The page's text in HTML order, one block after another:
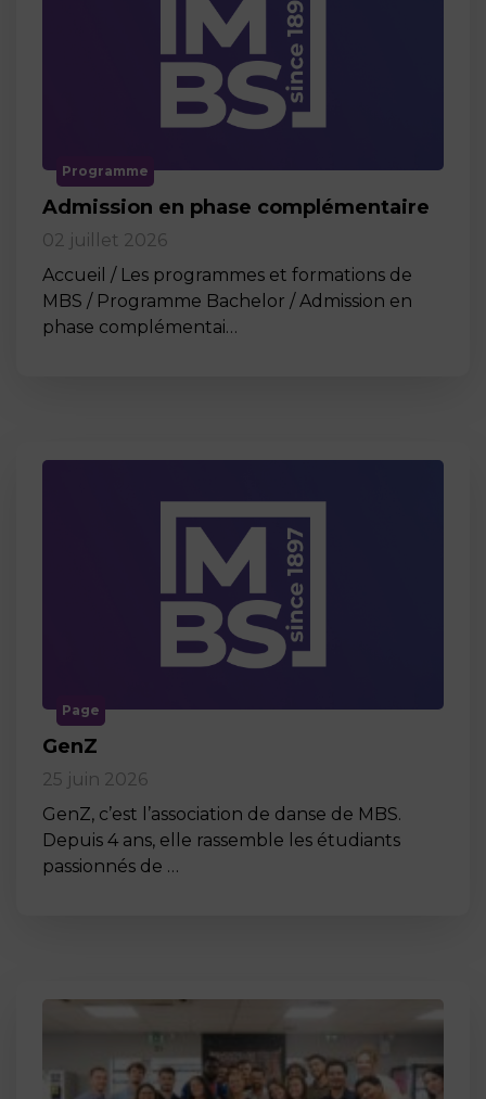
Programme
Admission en phase complémentaire
02 juillet 2026
Accueil / Les programmes et formations de
MBS / Programme Bachelor / Admission en
phase complémentai…
Page
GenZ
25 juin 2026
GenZ, c’est l’association de danse de MBS.
Depuis 4 ans, elle rassemble les étudiants
passionnés de …